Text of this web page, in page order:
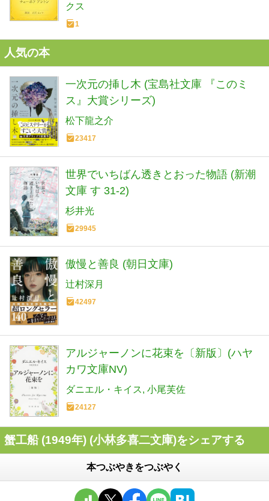
クス
1
人気の本
一次元の挿し木 (宝島社文庫 『このミ
ス』大賞シリーズ)
松下龍之介
23417
世界でいちばん透きとおった物語 (新潮
文庫 す 31-2)
杉井光
29945
傲慢と善良 (朝日文庫)
辻村深月
42497
アルジャーノンに花束を〔新版〕(ハヤ
カワ文庫NV)
ダニエル・キイス 小尾芙佐
24127
蟹工船 (1949年) (小林多喜二文庫)をシェアする
本つぶやきをつぶやく